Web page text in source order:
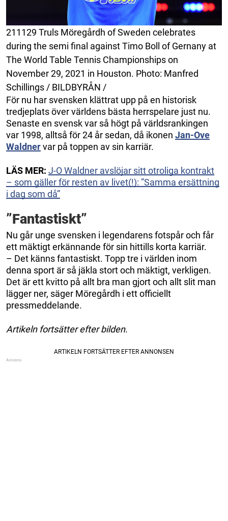
211129 Truls Möregårdh of Sweden celebrates
during the semi final against Timo Boll of Gernany at
The World Table Tennis Championships on
November 29, 2021 in Houston. Photo: Manfred
Schillings / BILDBYRÅN /
För nu har svensken klättrat upp på en historisk
tredjeplats över världens bästa herrspelare just nu.
Senaste en svensk var så högt på världsrankingen
var 1998, alltså för 24 år sedan, då ikonen Jan-Ove
Waldnervar på toppen av sin karriär.
LÄS MER: J-O Waldner avslöjar sitt otroliga kontrakt
– som gäller för resten av livet(!): ”Samma ersättning
i dag som då”
”Fantastiskt”
Nu går unge svensken i legendarens fotspår och får
ett mäktigt erkännande för sin hittills korta karriär.
– Det känns fantastiskt. Topp tre i världen inom
denna sport är så jäkla stort och mäktigt, verkligen.
Det är ett kvitto på allt bra man gjort och allt slit man
lägger ner, säger Möregårdh i ett officiellt
pressmeddelande.
Artikeln fortsätter efter bilden.